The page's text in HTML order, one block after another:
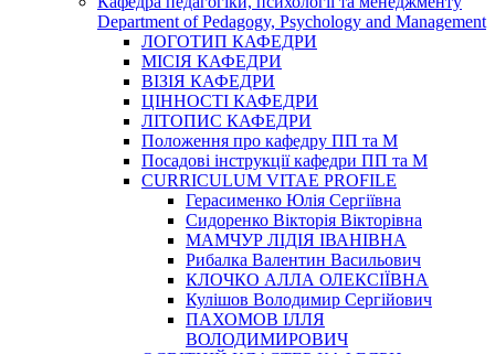
Department of Pedagogy, Psychology and Management
ЛОГОТИП КАФЕДРИ
МІСІЯ КАФЕДРИ
ВІЗІЯ КАФЕДРИ
ЦІННОСТІ КАФЕДРИ
ЛІТОПИС КАФЕДРИ
Положення про кафедру ПП та М
Посадові інструкції кафедри ПП та М
CURRICULUM VITAE PROFILE
Герасименко Юлія Сергіївна
Сидоренко Вікторія Вікторівна
МАМЧУР ЛІДІЯ ІВАНІВНА
Рибалка Валентин Васильович
КЛОЧКО АЛЛА ОЛЕКСІЇВНА
Кулішов Володимир Сергійович
ПАХОМОВ ІЛЛЯ
ВОЛОДИМИРОВИЧ